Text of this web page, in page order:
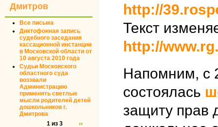
Дмитров
Все письма
Диктофонная запись
судебного заседания
кассационной инстанции
в Московской области от
10 августа 2010 года
Судьи Московского
областного суда
воззвали
Администрацию
применять светлые
мысли родителей детей
дошкольников г.
Дмитрова
1 из 3
››
http://
Текст
http://
Напомним, с
состоялась
защиту прав